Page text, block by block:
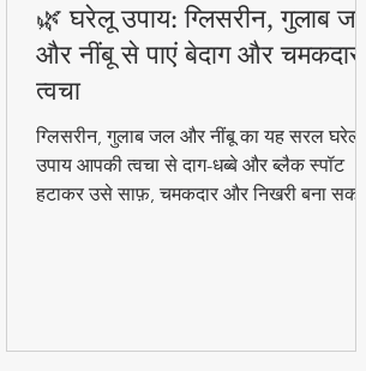
🌿 घरेलू उपाय: ग्लिसरीन, गुलाब जल
और नींबू से पाएं बेदाग और चमकदार
त्वचा
ग्लिसरीन, गुलाब जल और नींबू का यह सरल घरेलू
उपाय आपकी त्वचा से दाग-धब्बे और ब्लैक स्पॉट
हटाकर उसे साफ़, चमकदार और निखरी बना सकता